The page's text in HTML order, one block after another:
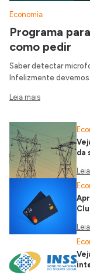
Economia
Programa
como pedir
Saber detectar
Infelizmente
Leia mais
da